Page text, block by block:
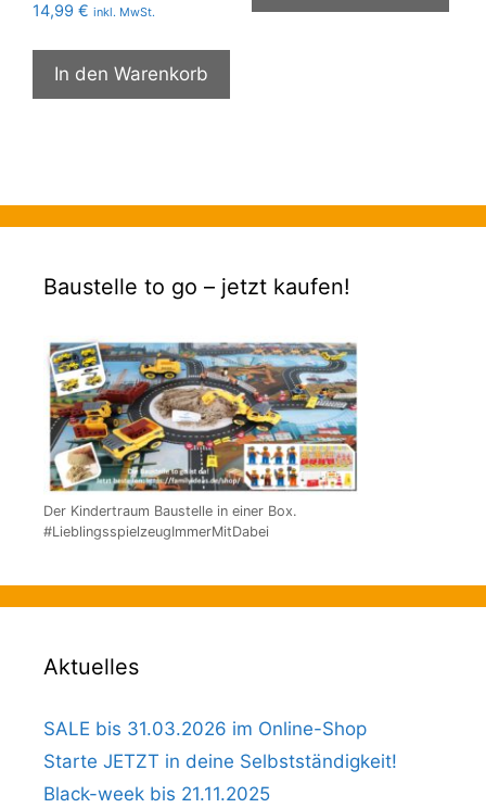
14,99 € inkl. MwSt.
In den Warenkorb
Baustelle to go – jetzt kaufen!
Der Kindertraum Baustelle in einer Box.
#LieblingsspielzeugImmerMitDabei
Aktuelles
SALE bis 31.03.2026 im Online-Shop
Starte JETZT in deine Selbstständigkeit!
Black-week bis 21.11.2025